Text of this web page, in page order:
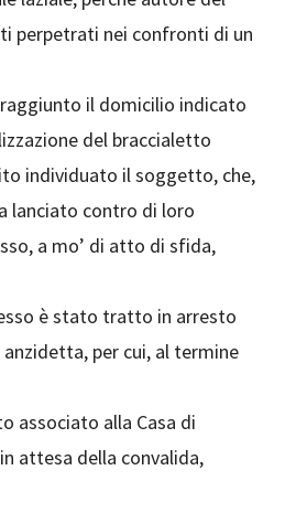
perpetrati nei confronti di un
il domicilio indicato
del braccialetto
individuato il soggetto, che,
lanciato contro di loro
a mo’ di atto di sfida,
è stato tratto in arresto
per cui, al termine
associato alla Casa di
attesa della convalida,